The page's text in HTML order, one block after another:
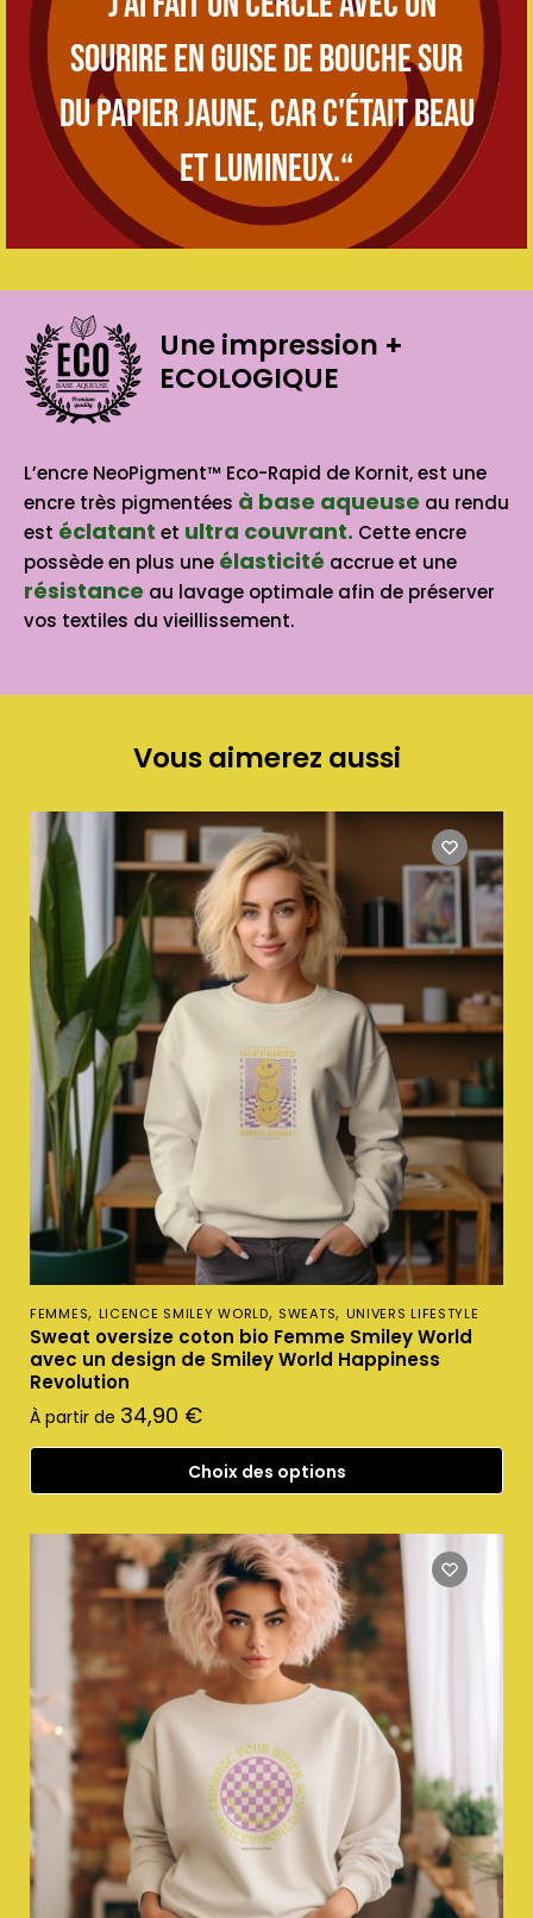
sourire en guise de bouche sur
du papier jaune, car c'était beau
et lumineux.“
BASE AQUEUSE
Une impression +
ECOLOGIQUE
L’encre NeoPigment™ Eco-Rapid de Kornit, est une
encre très pigmentées à base aqueuse au rendu
est éclatant et ultra couvrant. Cette encre
possède en plus une élasticité accrue et une
résistance au lavage optimale afin de préserver
vos textiles du vieillissement.
Vous aimerez aussi
FEMMES, LICENCE SMILEY WORLD, SWEATS, UNIVERS LIFESTYLE
Sweat oversize coton bio Femme Smiley World
avec un design de Smiley World Happiness
Revolution
À partir de 34,90 €
Choix des options